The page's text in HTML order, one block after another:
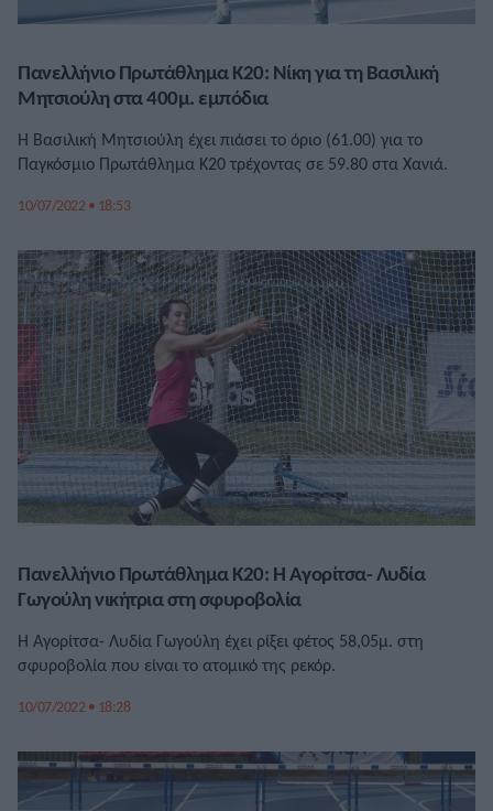
Πανελλήνιο Πρωτάθλημα Κ20: Νίκη για τη Βασιλική
Μητσιούλη στα 400μ. εμπόδια
Η Βασιλική Μητσιούλη έχει πιάσει το όριο (61.00) για το
Παγκόσμιο Πρωτάθλημα Κ20 τρέχοντας σε 59.80 στα Χανιά.
10/07/2022 • 18:53
Πανελλήνιο Πρωτάθλημα Κ20: Η Αγορίτσα- Λυδία
Γωγούλη νικήτρια στη σφυροβολία
Η Αγορίτσα- Λυδία Γωγούλη έχει ρίξει φέτος 58,05μ. στη
σφυροβολία που είναι το ατομικό της ρεκόρ.
10/07/2022 • 18:28